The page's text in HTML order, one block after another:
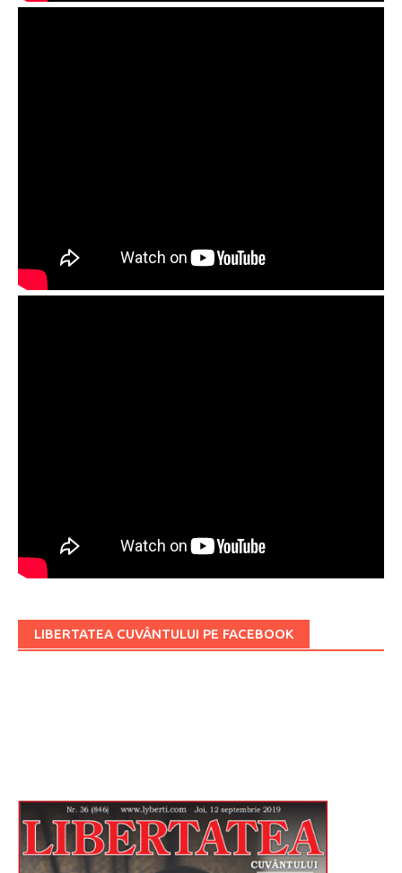
LIBERTATEA CUVÂNTULUI PE FACEBOOK